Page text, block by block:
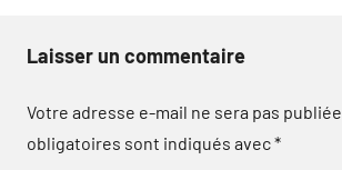
Laisser un commentaire
Votre adresse e-mail ne sera pas publiée.
obligatoires sont indiqués avec*